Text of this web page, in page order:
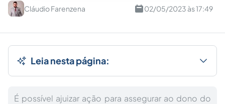
Cláudio Farenzena 02/05/2023 às 17:49
Leia nesta página:
É possível ajuizar ação para assegurar ao dono do